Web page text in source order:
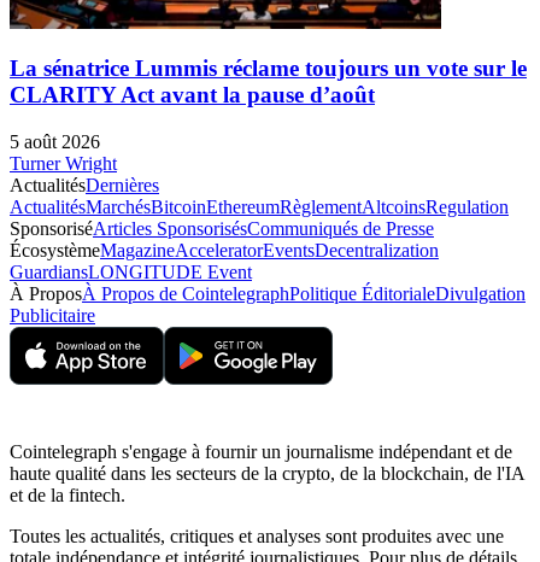
La sénatrice Lummis réclame toujours un vote sur le
CLARITY Act avant la pause d’août
5 août 2026
Turner Wright
ActualitésDernières
ActualitésMarchésBitcoinEthereumRèglementAltcoinsRegulation
SponsoriséArticles SponsorisésCommuniqués de Presse
ÉcosystèmeMagazineAcceleratorEventsDecentralization
GuardiansLONGITUDE Event
À ProposÀ Propos de CointelegraphPolitique ÉditorialeDivulgation
Publicitaire
Cointelegraph s'engage à fournir un journalisme indépendant et de
haute qualité dans les secteurs de la crypto, de la blockchain, de l'IA
et de la fintech.
Toutes les actualités, critiques et analyses sont produites avec une
totale indépendance et intégrité journalistiques. Pour plus de détails